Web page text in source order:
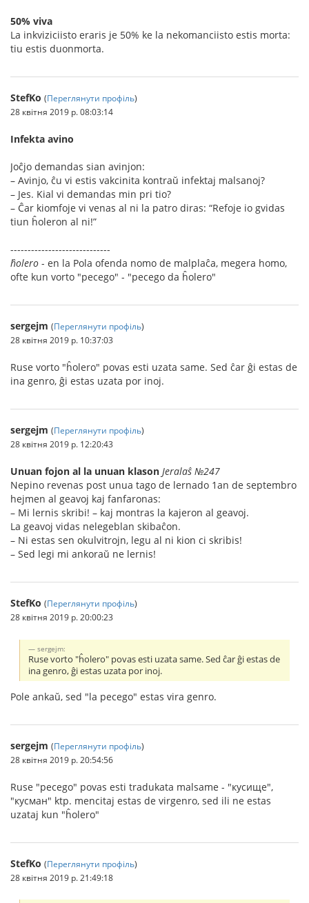
50% viva
La inkviziciisto eraris je 50% ke la nekomanciisto estis morta:
tiu estis duonmorta.
StefKo (Переглянути профіль)
28 квітня 2019 р. 08:03:14
Infekta avino
Joĉjo demandas sian avinjon:
– Avinjo, ĉu vi estis vakcinita kontraŭ infektaj malsanoj?
– Jes. Kial vi demandas min pri tio?
– Ĉar kiomfoje vi venas al ni la patro diras: “Refoje io gvidas
tiun ĥoleron al ni!”
-----------------------------
ĥolero - en la Pola ofenda nomo de malplaĉa, megera homo,
ofte kun vorto "pecego" - "pecego da ĥolero"
sergejm (Переглянути профіль)
28 квітня 2019 р. 10:37:03
Ruse vorto "ĥolero" povas esti uzata same. Sed ĉar ĝi estas de
ina genro, ĝi estas uzata por inoj.
sergejm (Переглянути профіль)
28 квітня 2019 р. 12:20:43
Unuan fojon al la unuan klason Jeralaŝ №247
Nepino revenas post unua tago de lernado 1an de septembro
hejmen al geavoj kaj fanfaronas:
– Mi lernis skribi! – kaj montras la kajeron al geavoj.
La geavoj vidas nelegeblan skibaĉon.
– Ni estas sen okulvitrojn, legu al ni kion ci skribis!
– Sed legi mi ankoraŭ ne lernis!
StefKo (Переглянути профіль)
28 квітня 2019 р. 20:00:23
sergejm:
Ruse vorto "ĥolero" povas esti uzata same. Sed ĉar ĝi estas de
ina genro, ĝi estas uzata por inoj.
Pole ankaŭ, sed "la pecego" estas vira genro.
sergejm (Переглянути профіль)
28 квітня 2019 р. 20:54:56
Ruse "pecego" povas esti tradukata malsame - "кусище",
"кусман" ktp. mencitaj estas de virgenro, sed ili ne estas
uzataj kun "ĥolero"
StefKo (Переглянути профіль)
28 квітня 2019 р. 21:49:18